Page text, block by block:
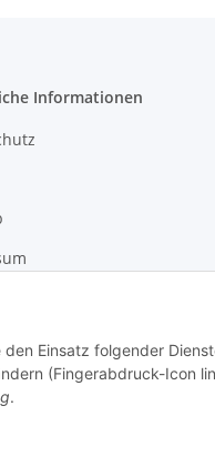
Einsatz folgender
(Fingerabdruck-Icon
.
Informationen